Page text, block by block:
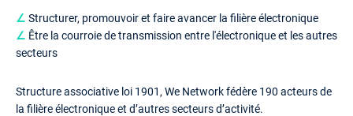
∠ Structurer, promouvoir et faire avancer la filière électronique
∠ Être la courroie de transmission entre l'électronique et les autres
secteurs
Structure associative loi 1901, We Network fédère 190 acteurs de
la filière électronique et d’autres secteurs d’activité.